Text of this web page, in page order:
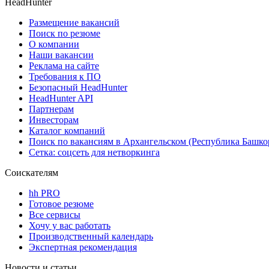
HeadHunter
Размещение вакансий
Поиск по резюме
О компании
Наши вакансии
Реклама на сайте
Требования к ПО
Безопасный HeadHunter
HeadHunter API
Партнерам
Инвесторам
Каталог компаний
Поиск по вакансиям в Архангельском (Республика
Сетка: соцсеть для нетворкинга
Соискателям
hh PRO
Готовое резюме
Все сервисы
Хочу у вас работать
Производственный календарь
Экспертная рекомендация